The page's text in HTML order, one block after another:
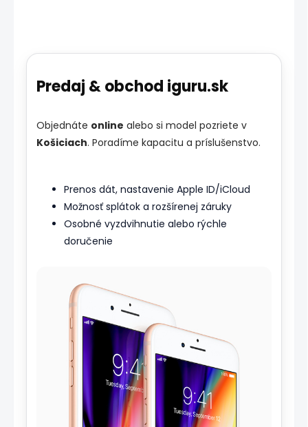
Predaj & obchod iguru.sk
Objednáte online alebo si model pozriete v
Košiciach. Poradíme kapacitu a príslušenstvo.
Prenos dát, nastavenie Apple ID/iCloud
Možnosť splátok a rozšírenej záruky
Osobné vyzdvihnutie alebo rýchle
doručenie